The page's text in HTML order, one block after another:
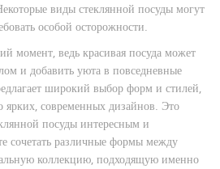
виды стеклянной посуды могут
особой осторожности.
момент, ведь красивая посуда может
и добавить уюта в повседневные
широкий выбор форм и стилей,
ярких, современных дизайнов. Это
посуды интересным и
сочетать различные формы между
коллекцию, подходящую именно